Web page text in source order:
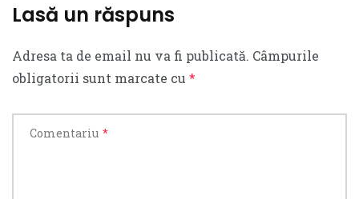
Lasă un răspuns
Adresa ta de email nu va fi publicată. Câmpurile
obligatorii sunt marcate cu *
Comentariu *